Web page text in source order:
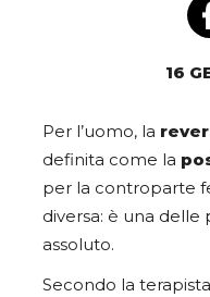
16
Per l’uomo, la
definita come la
per la controparte
diversa: è una delle
assoluto.
Secondo la